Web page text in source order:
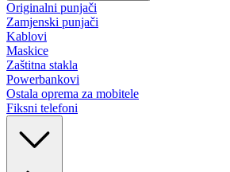
Originalni punjači
Zamjenski punjači
Kablovi
Maskice
Zaštitna stakla
Powerbankovi
Ostala oprema za mobitele
Fiksni telefoni